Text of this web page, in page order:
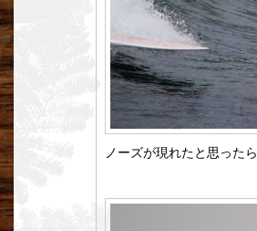
ノーズが現れたと思ったら